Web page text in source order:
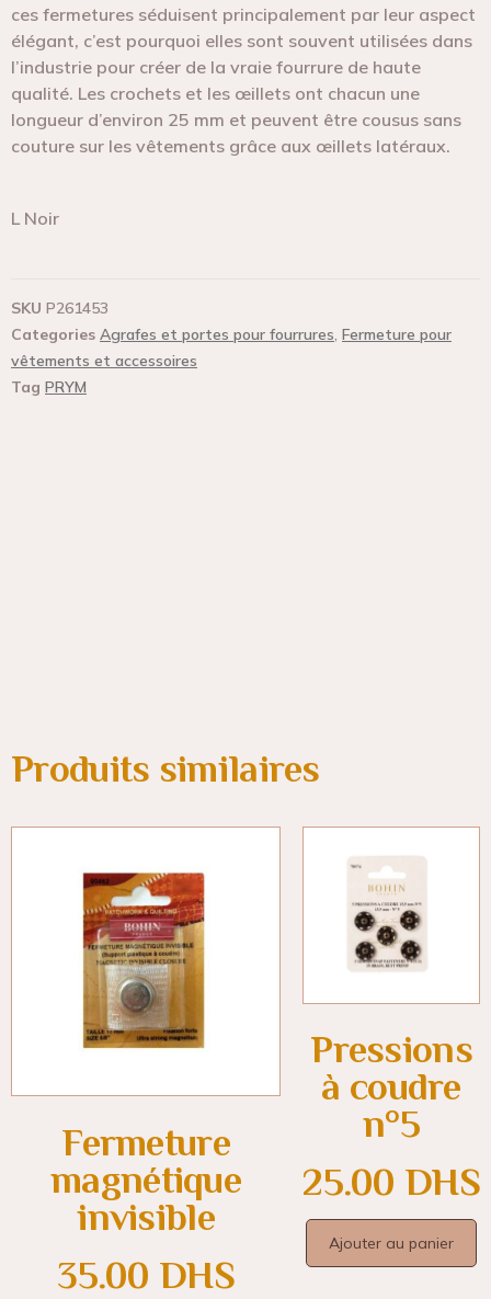
ces fermetures séduisent principalement par leur aspect
élégant, c’est pourquoi elles sont souvent utilisées dans
l’industrie pour créer de la vraie fourrure de haute
qualité. Les crochets et les œillets ont chacun une
longueur d’environ 25 mm et peuvent être cousus sans
couture sur les vêtements grâce aux œillets latéraux.
L Noir
SKU P261453
Categories Agrafes et portes pour fourrures, Fermeture pour
vêtements et accessoires
Tag PRYM
Produits similaires
Fermeture
magnétique
invisible
35.00 DHS
Pressions
à coudre
n°5
25.00 DHS
Ajouter au panier